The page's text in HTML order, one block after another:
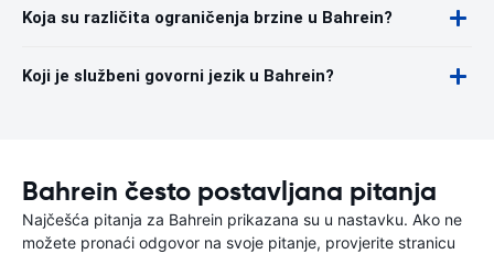
Koja su različita ograničenja brzine u Bahrein?
Koji je službeni govorni jezik u Bahrein?
Bahrein često postavljana pitanja
Najčešća pitanja za Bahrein prikazana su u nastavku. Ako ne
možete pronaći odgovor na svoje pitanje, provjerite stranicu